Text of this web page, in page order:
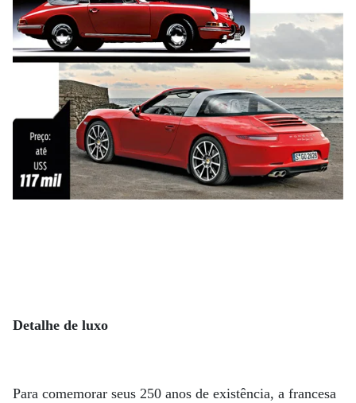
Detalhe de luxo
Para comemorar seus 250 anos de existência, a francesa